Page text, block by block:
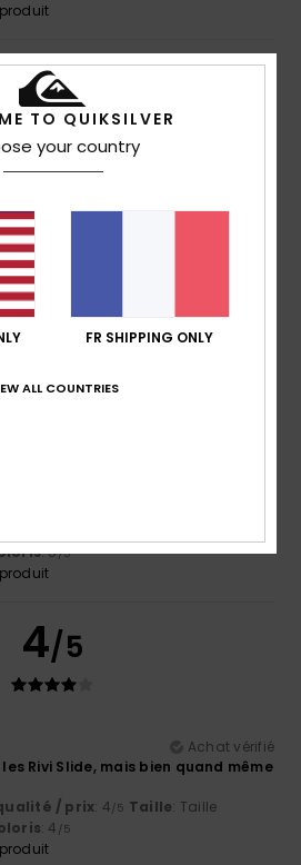
5/5
/ prix
: 5/5
4/5
Achat vérifié
Rivi Slide, mais bien quand même
/ prix: 4/5 Taille: Taille
: 4 /5
TO QUIKSILVER
your country
FR SHIPPING ONLY
ALL COUNTRIES